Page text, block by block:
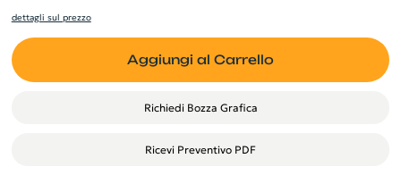
dettagli sul prezzo
Aggiungi al Carrello
Richiedi Bozza Grafica
Ricevi Preventivo PDF